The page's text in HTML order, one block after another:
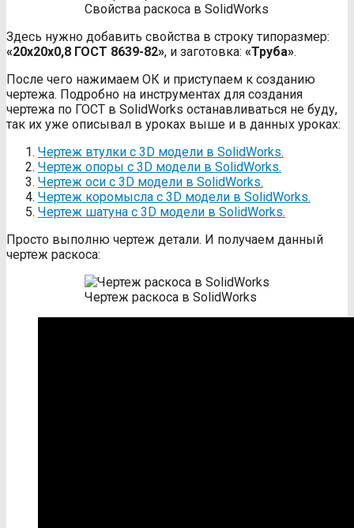
Свойства раскоса в SolidWorks
Здесь нужно добавить свойства в строку типоразмер:
«20х20х0,8 ГОСТ 8639-82», и заготовка: «Труба».
После чего нажимаем ОК и приступаем к созданию
чертежа. Подробно на инструментах для создания
чертежа по ГОСТ в SolidWorks останавливаться не буду,
так их уже описывал в уроках выше и в данных уроках:
Чертеж втулки с 3D модели в SolidWorks.
Чертеж опоры с 3D модели в SolidWorks.
Чертеж оси с 3D модели в SolidWorks.
Чертеж коромысла с 3D модели в SolidWorks.
Чертеж шатуна с 3D модели в SolidWorks.
Просто выполню чертеж детали. И получаем данный
чертеж раскоса:
Чертеж раскоса в SolidWorks